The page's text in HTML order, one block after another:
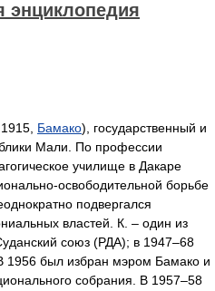
энциклопедия
Бамако), государственный и
Мали. По профессии
училище в Дакаре
освободительной борьбе
подвергался
властей. К. ‒ один из
союз (РДА); в 1947‒68
1956 был избран мэром Бамако и
собрания. В 1957‒58